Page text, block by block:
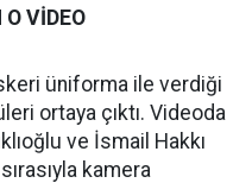
O VİDEO
üniforma ile verdiği
ortaya çıktı. Videoda
ve İsmail Hakkı
kamera